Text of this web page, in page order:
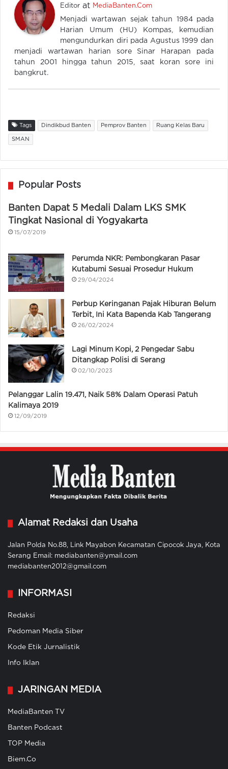
Editor at MediaBanten.Com
Menjadi wartawan sejak tahun 1984 pada
Harian Umum (HU) Kompas, kemudian
mengundurkan diri pada Agustus 1999 dan
menjadi wartawan harian sore Sinar Harapan pada
tahun 2001 hingga tahun 2015, saat koran sore ini
bangkrut.
Tags Dindikbud Banten Pemprov Banten Ruang Kelas Baru
SMAN
Popular Posts
Banten Dapat 5 Medali Dalam LKS SMK
Tingkat Nasional di Yogyakarta
15/07/2019
Perumda NKR: Pembongkaran Pasar
Kutabumi Sesuai Prosedur Hukum
29/04/2024
Perbup Keringanan Pajak Hiburan Belum
Terbit, Ini Kata Bapenda Kab Tangerang
26/02/2024
Lagi Minum Kopi, 2 Pengedar Sabu
Ditangkap Polisi di Serang
02/10/2023
Pelanggar Lalin 19.471, Naik 58% Dalam Operasi Patuh
Kalimaya 2019
12/09/2019
Alamat Redaksi dan Usaha
Jalan Polda No.88, Link Mayabon Kecamatan Cipocok Jaya, Kota
Serang Email: mediabanten@ymail.com
mediabanten2012@gmail.com
INFORMASI
Redaksi
Pedoman Media Siber
Kode Etik Jurnalistik
Info Iklan
JARINGAN MEDIA
MediaBanten TV
Banten Podcast
TOP Media
Biem.Co